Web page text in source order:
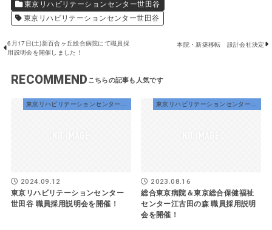
東京リハビリテーションセンター世田谷
東京リハビリテーションセンター世田谷
6月17日(土)新百合ヶ丘総合病院にて職員採
用説明会を開催しました！
本院・新築移転 設計会社決定
RECOMMEND
東京リハビリテーションセンター世田谷
2024.09.12
東京リハビリテーションセンター
世田谷 職員採用説明会を開催！
東京リハビリテーションセンター世田谷
2023.08.16
総合東京病院＆東京総合保健福祉
センター江古田の森 職員採用説明
会を開催！